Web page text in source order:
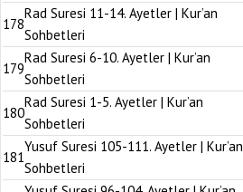
178
Rad Suresi 11-14. Ayetler | Kur’an
Sohbetleri
179
Rad Suresi 6-10. Ayetler | Kur’an
Sohbetleri
180
Rad Suresi 1-5. Ayetler | Kur’an
Sohbetleri
181
Yusuf Suresi 105-111. Ayetler | Kur’an
Sohbetleri